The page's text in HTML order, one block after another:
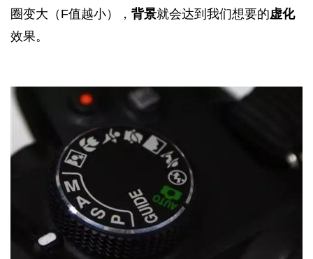
圈变大（F值越小）， 背景就会达到我们想要的虚化
效果。